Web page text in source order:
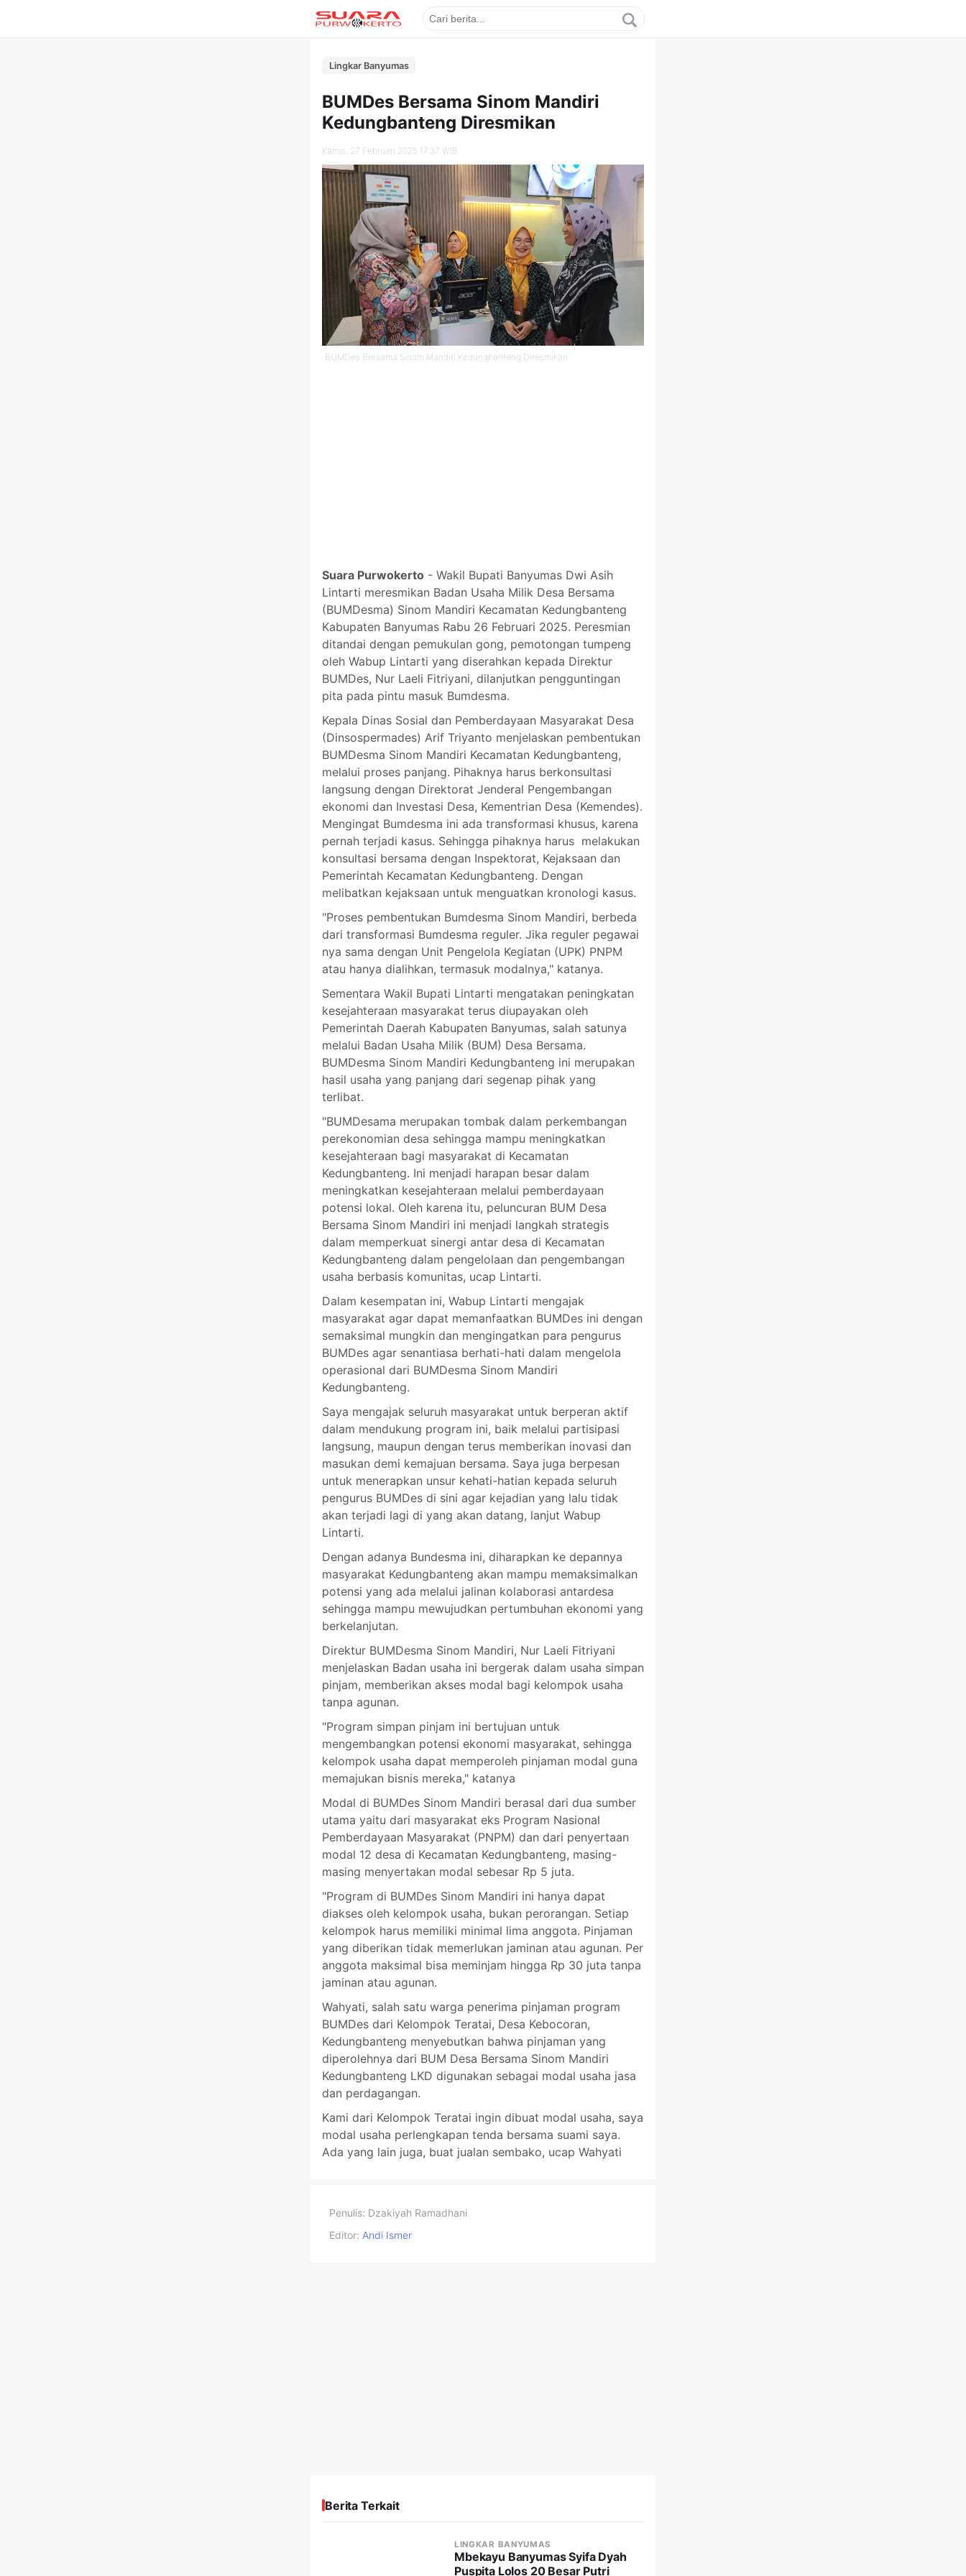
Lingkar Banyumas
BUMDes Bersama Sinom Mandiri
Kedungbanteng Diresmikan
Kamis, 27 Februari 2025 17.37 WIB
BUMDes Bersama Sinom Mandiri Kedungbanteng Diresmikan
Suara Purwokerto - Wakil Bupati Banyumas Dwi Asih
Lintarti meresmikan Badan Usaha Milik Desa Bersama
(BUMDesma) Sinom Mandiri Kecamatan Kedungbanteng
Kabupaten Banyumas Rabu 26 Februari 2025. Peresmian
ditandai dengan pemukulan gong, pemotongan tumpeng
oleh Wabup Lintarti yang diserahkan kepada Direktur
BUMDes, Nur Laeli Fitriyani, dilanjutkan pengguntingan
pita pada pintu masuk Bumdesma.
Kepala Dinas Sosial dan Pemberdayaan Masyarakat Desa
(Dinsospermades) Arif Triyanto menjelaskan pembentukan
BUMDesma Sinom Mandiri Kecamatan Kedungbanteng,
melalui proses panjang. Pihaknya harus berkonsultasi
langsung dengan Direktorat Jenderal Pengembangan
ekonomi dan Investasi Desa, Kementrian Desa (Kemendes).
Mengingat Bumdesma ini ada transformasi khusus, karena
pernah terjadi kasus. Sehingga pihaknya harus melakukan
konsultasi bersama dengan Inspektorat, Kejaksaan dan
Pemerintah Kecamatan Kedungbanteng. Dengan
melibatkan kejaksaan untuk menguatkan kronologi kasus.
"Proses pembentukan Bumdesma Sinom Mandiri, berbeda
dari transformasi Bumdesma reguler. Jika reguler pegawai
nya sama dengan Unit Pengelola Kegiatan (UPK) PNPM
atau hanya dialihkan, termasuk modalnya," katanya.
Sementara Wakil Bupati Lintarti mengatakan peningkatan
kesejahteraan masyarakat terus diupayakan oleh
Pemerintah Daerah Kabupaten Banyumas, salah satunya
melalui Badan Usaha Milik (BUM) Desa Bersama.
BUMDesma Sinom Mandiri Kedungbanteng ini merupakan
hasil usaha yang panjang dari segenap pihak yang
terlibat.
"BUMDesama merupakan tombak dalam perkembangan
perekonomian desa sehingga mampu meningkatkan
kesejahteraan bagi masyarakat di Kecamatan
Kedungbanteng. Ini menjadi harapan besar dalam
meningkatkan kesejahteraan melalui pemberdayaan
potensi lokal. Oleh karena itu, peluncuran BUM Desa
Bersama Sinom Mandiri ini menjadi langkah strategis
dalam memperkuat sinergi antar desa di Kecamatan
Kedungbanteng dalam pengelolaan dan pengembangan
usaha berbasis komunitas, ucap Lintarti.
Dalam kesempatan ini, Wabup Lintarti mengajak
masyarakat agar dapat memanfaatkan BUMDes ini dengan
semaksimal mungkin dan mengingatkan para pengurus
BUMDes agar senantiasa berhati-hati dalam mengelola
operasional dari BUMDesma Sinom Mandiri
Kedungbanteng.
Saya mengajak seluruh masyarakat untuk berperan aktif
dalam mendukung program ini, baik melalui partisipasi
langsung, maupun dengan terus memberikan inovasi dan
masukan demi kemajuan bersama. Saya juga berpesan
untuk menerapkan unsur kehati-hatian kepada seluruh
pengurus BUMDes di sini agar kejadian yang lalu tidak
akan terjadi lagi di yang akan datang, lanjut Wabup
Lintarti.
Dengan adanya Bundesma ini, diharapkan ke depannya
masyarakat Kedungbanteng akan mampu memaksimalkan
potensi yang ada melalui jalinan kolaborasi antardesa
sehingga mampu mewujudkan pertumbuhan ekonomi yang
berkelanjutan.
Direktur BUMDesma Sinom Mandiri, Nur Laeli Fitriyani
menjelaskan Badan usaha ini bergerak dalam usaha simpan
pinjam, memberikan akses modal bagi kelompok usaha
tanpa agunan.
"Program simpan pinjam ini bertujuan untuk
mengembangkan potensi ekonomi masyarakat, sehingga
kelompok usaha dapat memperoleh pinjaman modal guna
memajukan bisnis mereka," katanya
Modal di BUMDes Sinom Mandiri berasal dari dua sumber
utama yaitu dari masyarakat eks Program Nasional
Pemberdayaan Masyarakat (PNPM) dan dari penyertaan
modal 12 desa di Kecamatan Kedungbanteng, masing-
masing menyertakan modal sebesar Rp 5 juta.
"Program di BUMDes Sinom Mandiri ini hanya dapat
diakses oleh kelompok usaha, bukan perorangan. Setiap
kelompok harus memiliki minimal lima anggota. Pinjaman
yang diberikan tidak memerlukan jaminan atau agunan. Per
anggota maksimal bisa meminjam hingga Rp 30 juta tanpa
jaminan atau agunan.
Wahyati, salah satu warga penerima pinjaman program
BUMDes dari Kelompok Teratai, Desa Kebocoran,
Kedungbanteng menyebutkan bahwa pinjaman yang
diperolehnya dari BUM Desa Bersama Sinom Mandiri
Kedungbanteng LKD digunakan sebagai modal usaha jasa
dan perdagangan.
Kami dari Kelompok Teratai ingin dibuat modal usaha, saya
modal usaha perlengkapan tenda bersama suami saya.
Ada yang lain juga, buat jualan sembako, ucap Wahyati
Penulis: Dzakiyah Ramadhani
Editor: Andi Ismer
Berita Terkait
LINGKAR BANYUMAS
Mbekayu Banyumas Syifa Dyah
Puspita Lolos 20 Besar Putri